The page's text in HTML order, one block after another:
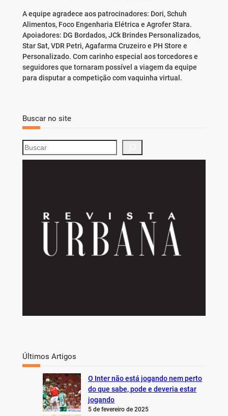
A equipe agradece aos patrocinadores: Dori, Schuh
Alimentos, Foco Engenharia Elétrica e Agrofer Stara.
Apoiadores: DG Bordados, JCk Brindes Personalizados,
Star Sat, VDR Petri, Agafarma Cruzeiro e PH Store e
Personalizado. Com carinho especial aos torcedores e
seguidores que tornaram possível a viagem da equipe
para disputar a competição com vaquinha virtual.
Buscar no site
S
e
Últimos Artigos
O Inter não está jogando nem perto
do que sabe, pode e deveria estar
jogando
5 de fevereiro de 2025